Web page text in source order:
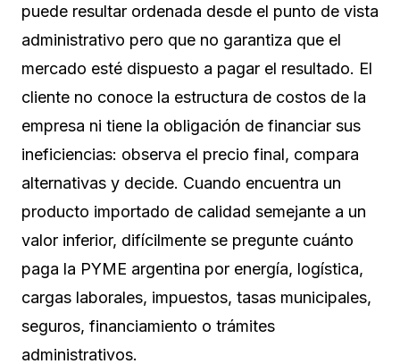
puede resultar ordenada desde el punto de vista
administrativo pero que no garantiza que el
mercado esté dispuesto a pagar el resultado. El
cliente no conoce la estructura de costos de la
empresa ni tiene la obligación de financiar sus
ineficiencias: observa el precio final, compara
alternativas y decide. Cuando encuentra un
producto importado de calidad semejante a un
valor inferior, difícilmente se pregunte cuánto
paga la PYME argentina por energía, logística,
cargas laborales, impuestos, tasas municipales,
seguros, financiamiento o trámites
administrativos.